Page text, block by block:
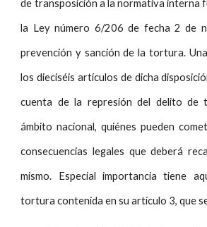
de transposición a la normativa interna
la Ley número 6/206 de fecha 2 de
prevención y sanción de la tortura.
los dieciséis artículos de dicha
cuenta de la represión del delito
ámbito nacional, quiénes pueden
consecuencias legales que deberá
mismo. Especial importancia tiene
tortura contenida en su artículo 3, que